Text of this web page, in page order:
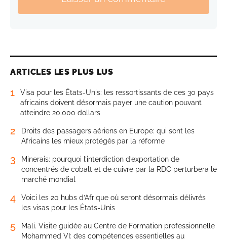
ARTICLES LES PLUS LUS
1
Visa pour les États-Unis: les ressortissants de ces 30 pays
africains doivent désormais payer une caution pouvant
atteindre 20.000 dollars
2
Droits des passagers aériens en Europe: qui sont les
Africains les mieux protégés par la réforme
3
Minerais: pourquoi l’interdiction d’exportation de
concentrés de cobalt et de cuivre par la RDC perturbera le
marché mondial
4
Voici les 20 hubs d’Afrique où seront désormais délivrés
les visas pour les États-Unis
5
Mali. Visite guidée au Centre de Formation professionnelle
Mohammed VI: des compétences essentielles au